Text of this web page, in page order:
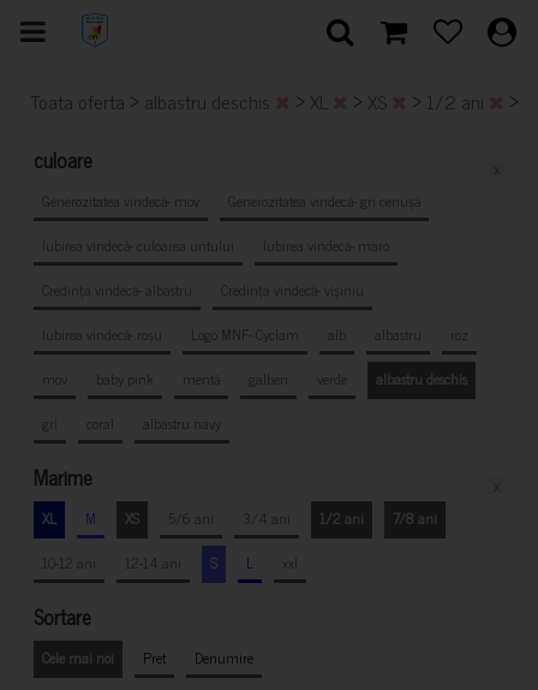
Toata oferta > albastru deschis > XL > XS > 1/2 ani >
culoare
Generozitatea vindecă- mov
Generozitatea vindecă- gri cenușă
Iubirea vindecă- culoarea untului
Iubirea vindecă- maro
Credința vindecă- albastru
Credința vindecă- vișiniu
Iubirea vindecă- roșu
Logo MNF- Cyclam alb albastru
roz
mov
baby pink mentă galben verde
albastru deschis
gri
coral albastru navy
Marime
XL M XS 5/6 ani 3/4 ani 1/2 ani
7/8 ani
10-12 ani
12-14 ani S L xxl
Sortare
Cele mai noi Pret Denumire